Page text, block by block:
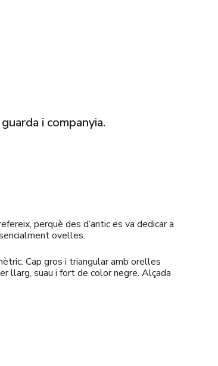
i companyia.
perquè des d’antic es va dedicar a
ovelles.
Cap gros i triangular amb orelles
llarg, suau i fort de color negre. Alçada